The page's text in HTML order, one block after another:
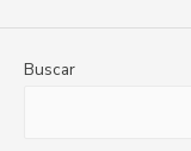
Buscar